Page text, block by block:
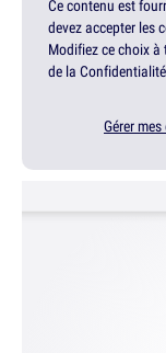
Ce contenu est
devez accepter les
Modifiez ce choix à
de la
Gérer